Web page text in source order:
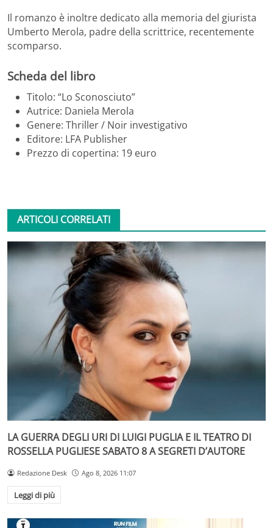
Il romanzo è inoltre dedicato alla memoria del giurista
Umberto Merola, padre della scrittrice, recentemente
scomparso.
Scheda del libro
Titolo: “Lo Sconosciuto”
Autrice: Daniela Merola
Genere: Thriller / Noir investigativo
Editore: LFA Publisher
Prezzo di copertina: 19 euro
ARTICOLI CORRELATI
LA GUERRA DEGLI URI DI LUIGI PUGLIA E IL TEATRO DI
ROSSELLA PUGLIESE SABATO 8 A SEGRETI D’AUTORE
Redazione Desk Ago 8, 2026 11:07
Leggi di più